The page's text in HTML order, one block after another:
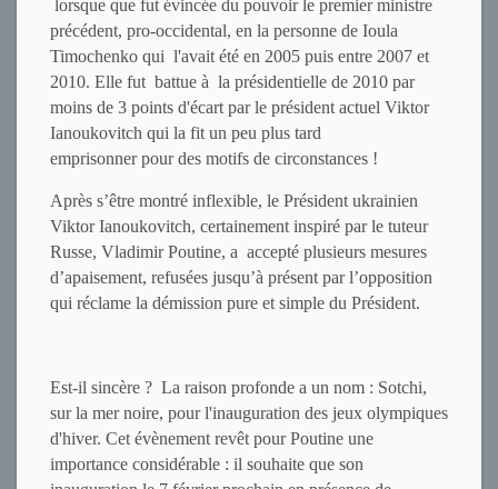
lorsque que fut évincée du pouvoir le premier ministre
précédent, pro-occidental, en la personne de Ioula
Timochenko qui l'avait été en 2005 puis entre 2007 et
2010. Elle fut battue à la présidentielle de 2010 par
moins de 3 points d'écart par le président actuel Viktor
Ianoukovitch qui la fit un peu plus tard
emprisonner pour des motifs de circonstances !
Après s’être montré inflexible, le Président ukrainien
Viktor Ianoukovitch, certainement inspiré par le tuteur
Russe, Vladimir Poutine, a accepté plusieurs mesures
d’apaisement, refusées jusqu’à présent par l’opposition
qui réclame la démission pure et simple du Président.
Est-il sincère ? La raison profonde a un nom : Sotchi,
sur la mer noire, pour l'inauguration des jeux olympiques
d'hiver. Cet évènement revêt pour Poutine une
importance considérable : il souhaite que son